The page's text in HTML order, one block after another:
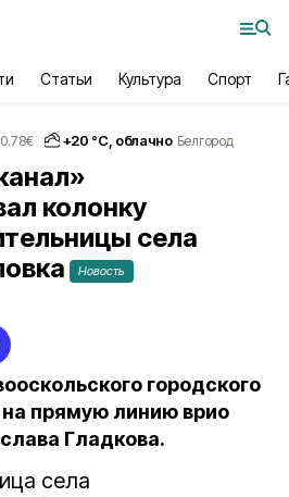
Статьи Культура Спорт
€ +20 °С, облачно Белгород
колонку
села
Новость
городского
на прямую линию врио
Гладкова.
села